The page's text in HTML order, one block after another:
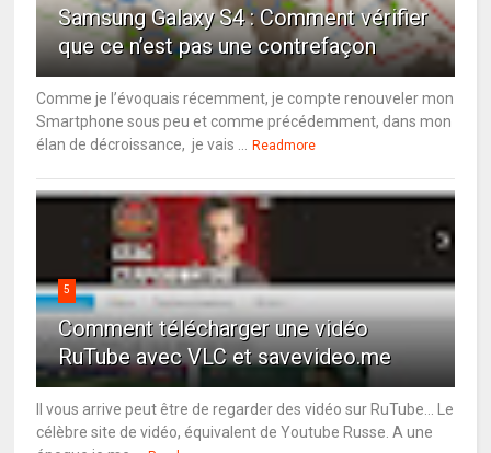
Samsung Galaxy S4 : Comment vérifier
que ce n’est pas une contrefaçon
Comme je l’évoquais récemment, je compte renouveler mon
Smartphone sous peu et comme précédemment, dans mon
élan de décroissance, je vais ...
Readmore
5
Comment télécharger une vidéo
RuTube avec VLC et savevideo.me
Il vous arrive peut être de regarder des vidéo sur RuTube... Le
célèbre site de vidéo, équivalent de Youtube Russe. A une